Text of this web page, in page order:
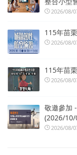
2026/08/
115年苗
2026/08/
115年苗
2026/08/
敬邀參加
(2026/10/
2026/08/